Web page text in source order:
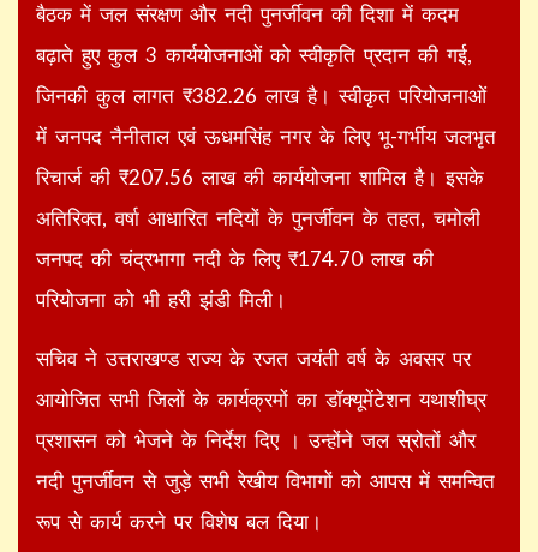
बैठक में जल संरक्षण और नदी पुनर्जीवन की दिशा में कदम
बढ़ाते हुए कुल 3 कार्ययोजनाओं को स्वीकृति प्रदान की गई,
जिनकी कुल लागत ₹382.26 लाख है। स्वीकृत परियोजनाओं
में जनपद नैनीताल एवं ऊधमसिंह नगर के लिए भू-गर्भीय जलभृत
रिचार्ज की ₹207.56 लाख की कार्ययोजना शामिल है। इसके
अतिरिक्त, वर्षा आधारित नदियों के पुनर्जीवन के तहत, चमोली
जनपद की चंद्रभागा नदी के लिए ₹174.70 लाख की
परियोजना को भी हरी झंडी मिली।
सचिव ने उत्तराखण्ड राज्य के रजत जयंती वर्ष के अवसर पर
आयोजित सभी जिलों के कार्यक्रमों का डॉक्यूमेंटेशन यथाशीघ्र
प्रशासन को भेजने के निर्देश दिए । उन्होंने जल स्रोतों और
नदी पुनर्जीवन से जुड़े सभी रेखीय विभागों को आपस में समन्वित
रूप से कार्य करने पर विशेष बल दिया।